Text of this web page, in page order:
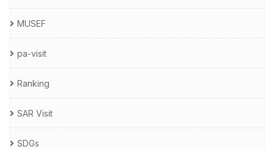
MUSEF
pa-visit
Ranking
SAR Visit
SDGs